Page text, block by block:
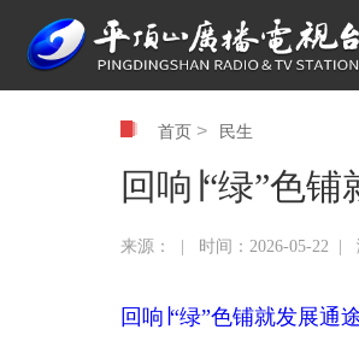
首页 > 民生
回响∣“绿”色
来源： | 时间：2026-05-22 |
回响∣“绿”色铺就发展通